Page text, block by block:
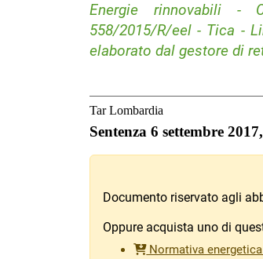
Energie rinnovabili -
558/2015/R/eel - Tica -
elaborato dal gestore di
Tar Lombardia
Sentenza 6 settembre
Documento riservato agli
Oppure acquista uno di
Normativa